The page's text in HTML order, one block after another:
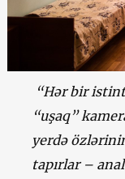
“Hər bir
“uşaq”
yerdə
tapırlar –